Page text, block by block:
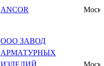
ANCOR
ООО ЗАВОД
АРМАТУРНЫХ
ИЗДЕЛИЙ